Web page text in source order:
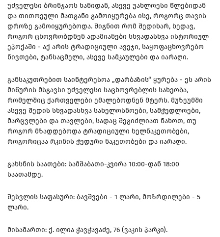
უძველესი ბრინჯაოს ხანიდან, ასევე უახლოესი წლებიდან
და თითოეული მათგანი გამოიყურება ისე, როგორც თავის
დროზე გამოიყურებოდა. შიგნით რომ შედიხარ, ხედავ,
როგორ ცხოვრობდნენ ადამიანები სხვადასხვა ისტორიულ
ეპოქაში - აქ არის ტრადიციული ავეჯი, საყოფაცხოვრებო
ნივთები, ტანსაცმელი, ასევე სამკაულები და იარაღი.
განსაკუთრებით საინტერესოა „დარბაზის“ ყურება - ეს არის
მიწურის მსგავსი უძველესი საცხოვრებლის სახეობა,
რომელშიც ქართველები ემალებოდნენ მტერს. მუზეუმში
ასევე შედის სხვადასხვა სახელოსნოები, სამჭედლოები,
მარცვლები და თავლები, სადაც შეგიძლიათ ნახოთ, თუ
როგორ მზადდებოდა ტრადიციული ხელნაკეთობები,
როგორიცაა რკინის ჭედური ნაკეთობები და იარაღი.
გახსნის საათები: სამშაბათი-კვირა 10:00-დან 18:00
საათამდე.
შესვლის საფასური: ბავშვები - 1 ლარი, მოზრდილები - 5
ლარი.
მისამართი: ქ. ილია ჭავჭავაძე, 76 (ვაკის პარკი).